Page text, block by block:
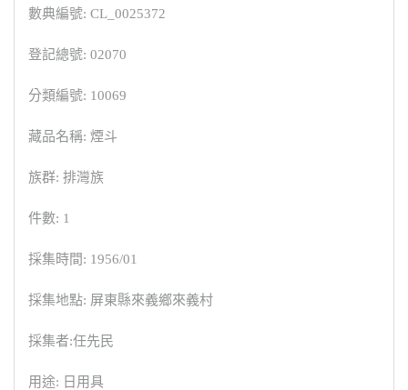
數典編號: CL_0025372
登記總號: 02070
分類編號: 10069
藏品名稱: 煙斗
族群: 排灣族
件數: 1
採集時間: 1956/01
採集地點: 屏東縣來義鄉來義村
採集者:任先民
用途: 日用具